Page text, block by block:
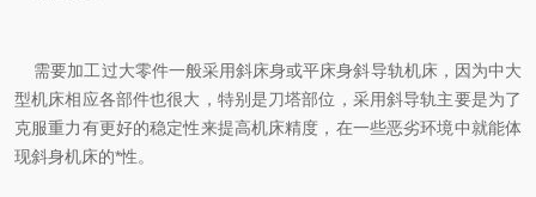
需要加工过大零件一般采用斜床身或平床身斜导轨机床，因为中大
型机床相应各部件也很大，特别是刀塔部位，采用斜导轨主要是为了
克服重力有更好的稳定性来提高机床精度，在一些恶劣环境中就能体
现斜身机床的*性。